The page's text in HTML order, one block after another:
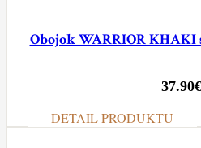
Obojok WARRIOR
37.90€
DETAIL PRODUKTU